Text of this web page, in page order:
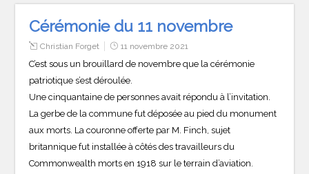
Cérémonie du 11 novembre
Christian Forget 11 novembre 2021
C’est sous un brouillard de novembre que la cérémonie
patriotique s’est déroulée.
Une cinquantaine de personnes avait répondu à l’invitation.
La gerbe de la commune fut déposée au pied du monument
aux morts. La couronne offerte par M. Finch, sujet
britannique fut installée à côtés des travailleurs du
Commonwealth morts en 1918 sur le terrain d’aviation.